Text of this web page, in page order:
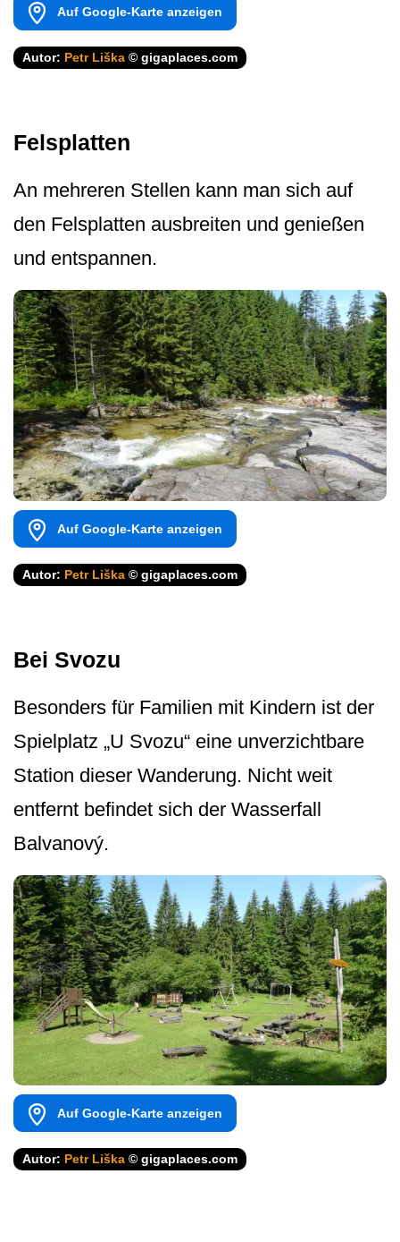
Auf Google-Karte anzeigen
Autor: Petr Liška © gigaplaces.com
Felsplatten
An mehreren Stellen kann man sich auf
den Felsplatten ausbreiten und genießen
und entspannen.
Auf Google-Karte anzeigen
Autor: Petr Liška © gigaplaces.com
Bei Svozu
Besonders für Familien mit Kindern ist der
Spielplatz „U Svozu“ eine unverzichtbare
Station dieser Wanderung. Nicht weit
entfernt befindet sich der Wasserfall
Balvanový.
Auf Google-Karte anzeigen
Autor: Petr Liška © gigaplaces.com